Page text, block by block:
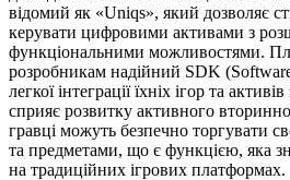
відомий як «Uniqs», який дозволяє
керувати цифровими активами з
функціональними можливостями.
розробникам надійний SDK
легкої інтеграції їхніх ігор та
сприяє розвитку активного
гравці можуть безпечно торгувати
та предметами, що є функцією, яка
на традиційних ігрових платформах.